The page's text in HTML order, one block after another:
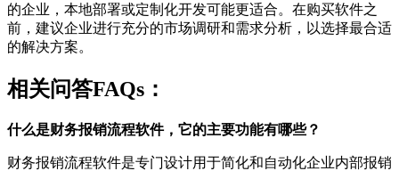
的企业，本地部署或定制化开发可能更适合。在购买软件之
前，建议企业进行充分的市场调研和需求分析，以选择最合适
的解决方案。
相关问答FAQs：
什么是财务报销流程软件，它的主要功能有哪些？
财务报销流程软件是专门设计用于简化和自动化企业内部报销